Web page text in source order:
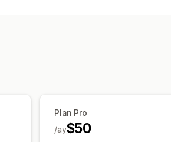
Plan Pro
$50
/ay